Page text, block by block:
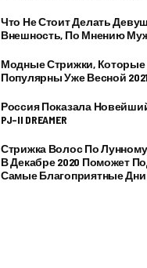
Что Не Стоит Делать
Внешность, По Мнению
Модные Стрижки, Которые
Популярны Уже Весной
Россия Показала
PJ–II DREAMER
Стрижка Волос По
В Декабре 2020 Поможет
Самые Благоприятные Дни